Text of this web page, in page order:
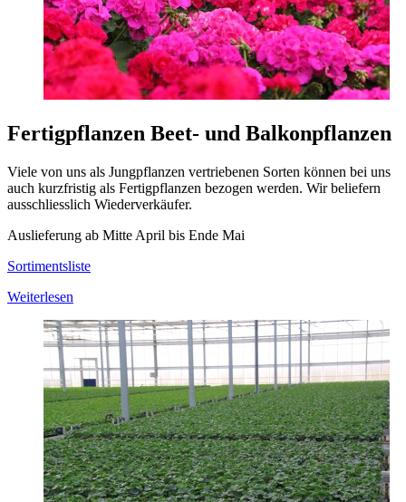
Fertigpflanzen Beet- und Balkonpflanzen
Viele von uns als Jungpflanzen vertriebenen Sorten können bei uns
auch kurzfristig als Fertigpflanzen bezogen werden. Wir beliefern
ausschliesslich Wiederverkäufer.
Auslieferung ab Mitte April bis Ende Mai
Sortimentsliste
Weiterlesen